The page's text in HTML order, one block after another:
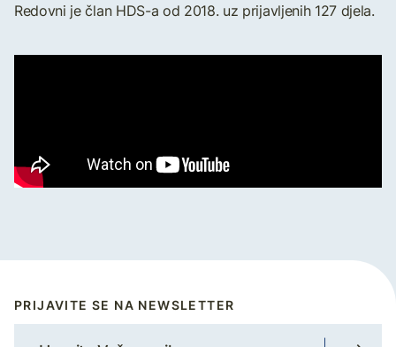
Redovni je član HDS-a od 2018. uz prijavljenih 127 djela.
PRIJAVITE SE NA NEWSLETTER